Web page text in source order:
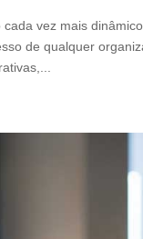
vez mais
de qualquer